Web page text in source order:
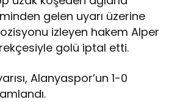
gelen uyarı üzerine
izleyen hakem Alper
golü iptal etti.
Alanyaspor’un 1-0